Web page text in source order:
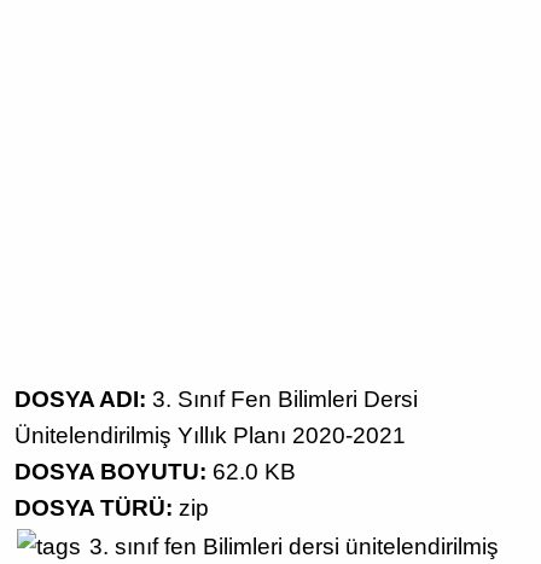
DOSYA ADI: 3. Sınıf Fen Bilimleri Dersi
Ünitelendirilmiş Yıllık Planı 2020-2021
DOSYA BOYUTU: 62.0 KB
DOSYA TÜRÜ: zip
3. sınıf fen Bilimleri dersi ünitelendirilmiş